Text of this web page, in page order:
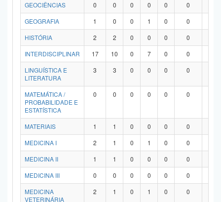
GEOCIÊNCIAS
0 0 0 0 0 0
GEOGRAFIA
1 0 0 1 0 0
HISTÓRIA
2 2 0 0 0 0
INTERDISCIPLINAR
17 10 0 7 0 0
LINGUÍSTICA E
LITERATURA
3 3 0 0 0 0
MATEMÁTICA /
PROBABILIDADE E
ESTATÍSTICA
0 0 0 0 0 0
MATERIAIS 1 1 0 0 0 0
MEDICINA I
2 1 0 1 0 0
MEDICINA II
1 1 0 0 0 0
MEDICINA III
0 0 0 0 0 0
MEDICINA
VETERINÁRIA
2 1 0 1 0 0